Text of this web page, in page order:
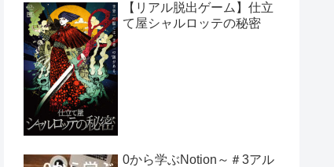
【リアル脱出ゲーム】仕立
て屋シャルロッテの秘密
0から学ぶNotion～＃3アル